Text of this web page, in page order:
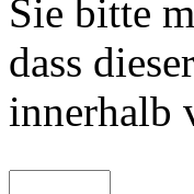
Sie bitte
dass
innerhalb